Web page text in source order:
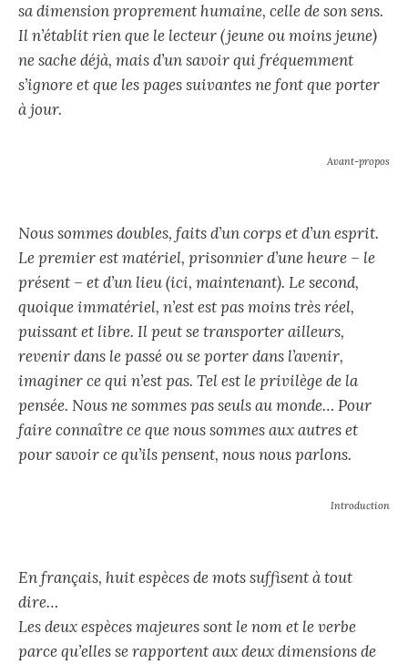
sa dimension proprement humaine, celle de son sens.
Il n’établit rien que le lecteur (jeune ou moins jeune)
ne sache déjà, mais d’un savoir qui fréquemment
s’ignore et que les pages suivantes ne font que porter
à jour.
Avant-propos
Nous sommes doubles, faits d’un corps et d’un esprit.
Le premier est matériel, prisonnier d’une heure – le
présent – et d’un lieu (ici, maintenant). Le second,
quoique immatériel, n’est est pas moins très réel,
puissant et libre. Il peut se transporter ailleurs,
revenir dans le passé ou se porter dans l’avenir,
imaginer ce qui n’est pas. Tel est le privilège de la
pensée. Nous ne sommes pas seuls au monde… Pour
faire connaître ce que nous sommes aux autres et
pour savoir ce qu’ils pensent, nous nous parlons.
Introduction
En français, huit espèces de mots suffisent à tout
dire…
Les deux espèces majeures sont le nom et le verbe
parce qu’elles se rapportent aux deux dimensions de